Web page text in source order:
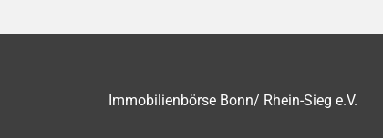
Immobilienbörse Bonn/ Rhein-Sieg e.V.